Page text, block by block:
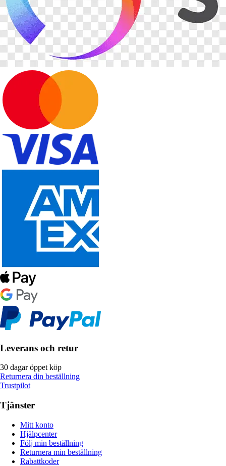
Leverans och retur
30 dagar öppet köp
Returnera din beställning
Trustpilot
Tjänster
Mitt konto
Hjälpcenter
Följ min beställning
Returnera min beställning
Rabattkoder